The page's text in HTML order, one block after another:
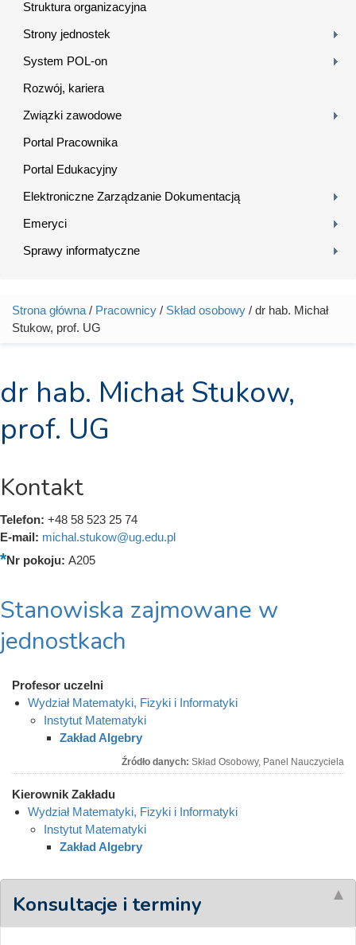
Struktura organizacyjna
Strony jednostek
System POL-on
Rozwój, kariera
Związki zawodowe
Portal Pracownika
Portal Edukacyjny
Elektroniczne Zarządzanie Dokumentacją
Emeryci
Sprawy informatyczne
Jesteś tutaj
Strona główna / Pracownicy / Skład osobowy / dr hab. Michał
Stukow, prof. UG
dr hab. Michał Stukow,
prof. UG
Kontakt
Telefon: +48 58 523 25 74
E-mail: michal.stukow@ug.edu.pl
Nr pokoju: A205
Stanowiska zajmowane w
jednostkach
Profesor uczelni
Wydział Matematyki, Fizyki i Informatyki
Instytut Matematyki
Zakład Algebry
Źródło danych: Skład Osobowy, Panel Nauczyciela
Kierownik Zakładu
Wydział Matematyki, Fizyki i Informatyki
Instytut Matematyki
Zakład Algebry
Konsultacje i terminy